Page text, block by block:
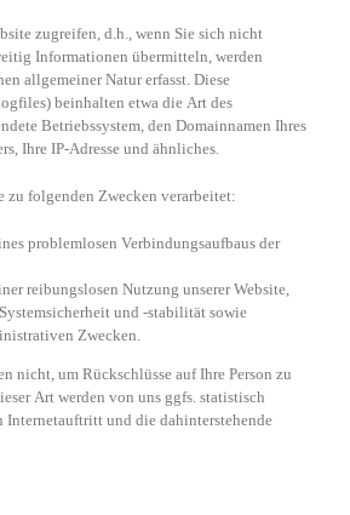
zugreifen, d.h., wenn Sie sich nicht
Informationen übermitteln, werden
allgemeiner Natur erfasst. Diese
beinhalten etwa die Art des
Betriebssystem, den Domainnamen Ihres
Ihre IP-Adresse und ähnliches.
zu folgenden Zwecken verarbeitet:
problemlosen Verbindungsaufbaus der
reibungslosen Nutzung unserer Website,
und -stabilität sowie
Zwecken.
nicht, um Rückschlüsse auf Ihre Person zu
Art werden von uns ggfs. statistisch
Internetauftritt und die dahinterstehende